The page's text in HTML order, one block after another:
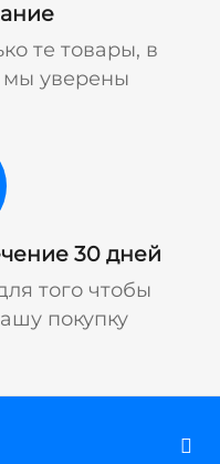
те товары, в
мы уверены
30 дней
того чтобы
покупку